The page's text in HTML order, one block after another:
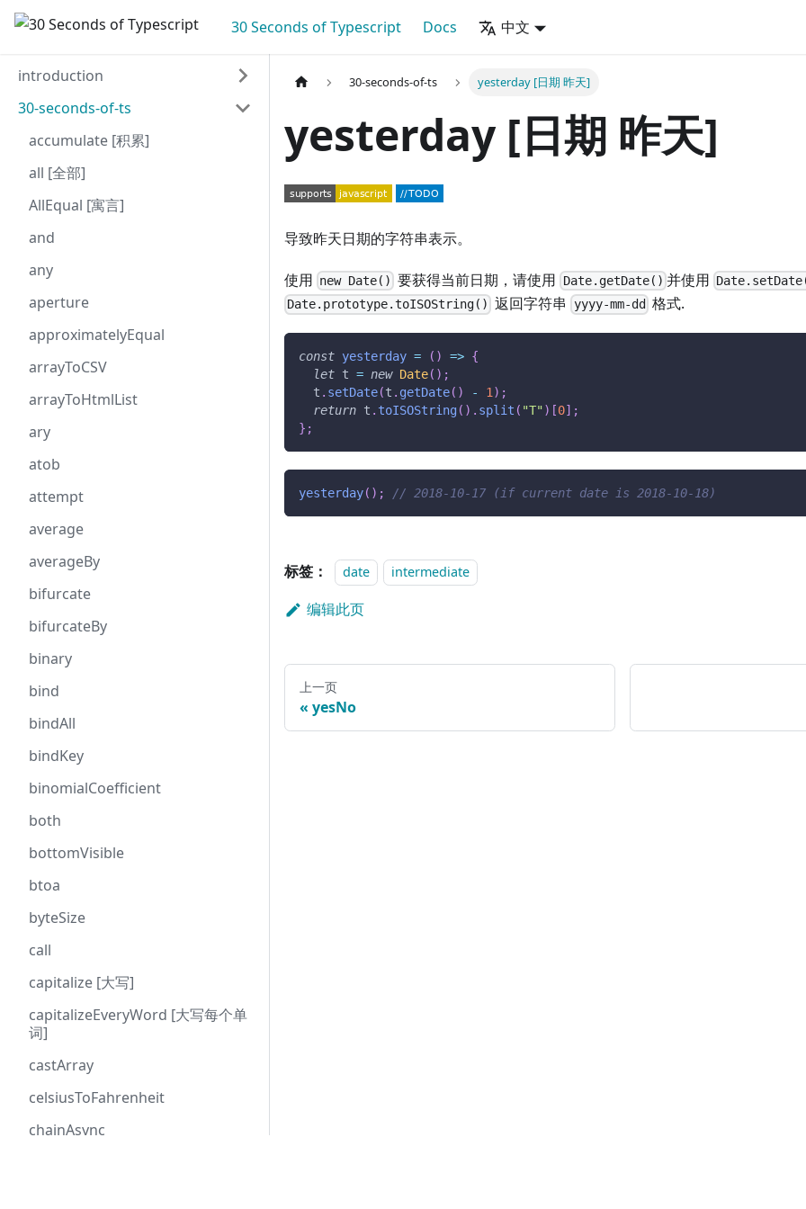
30 Seconds of Typescript Docs 中文
introduction
30-seconds-of-ts
accumulate [积累]
all [全部]
AllEqual [寓言]
and
any
aperture
approximatelyEqual
arrayToCSV
arrayToHtmlList
ary
atob
attempt
average
averageBy
bifurcate
bifurcateBy
binary
bind
bindAll
bindKey
binomialCoefficient
both
bottomVisible
btoa
byteSize
call
capitalize [大写]
capitalizeEveryWord [大写每个单
词]
castArray
celsiusToFahrenheit
chainAsync
30-seconds-of-ts yesterday [日期 昨天]
yesterday [日期 昨天]
导致昨天日期的字符串表示。
使用 new Date() 要获得当前日期，请使用 Date.getDate() 并使用
Date.prototype.toISOString() 返回字符串 yyyy-mm-dd 格式.
const yesterday = ( ) => {
let t = new Date( ) ;
  t
. setDate(t . getDate( ) - 1) ;
return t . toISOString( ) . split ( "T" ) [0] ;
} ;
yesterday( ) ; // 2018-10-17 (if current date is 2018-10-18)
标签： date intermediate
编辑此页
上一页
yesNo